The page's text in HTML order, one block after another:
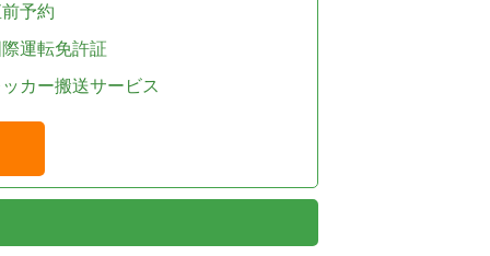
予約
運転免許証
カー搬送サービス